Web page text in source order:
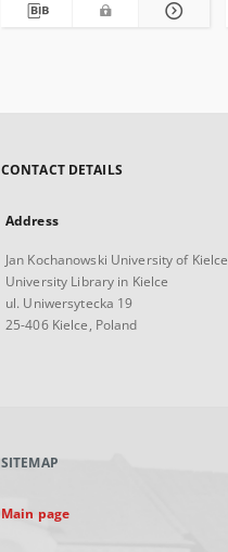
CONTACT DETAILS
Address
Jan Kochanowski University of Kielce
University Library in Kielce
ul. Uniwersytecka 19
25-406 Kielce, Poland
SITEMAP
Main page